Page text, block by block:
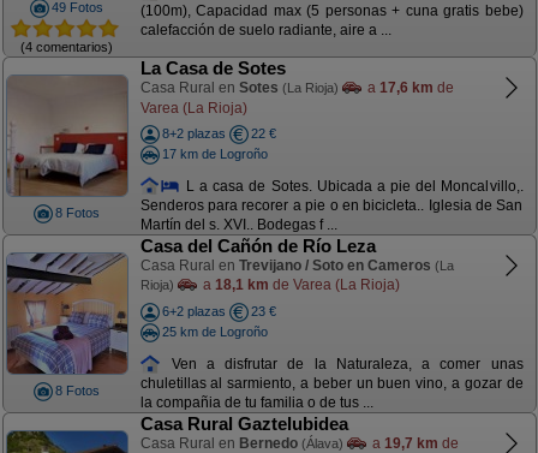
49 Fotos
(4 comentarios)
(100m), Capacidad max (5 personas + cuna gratis bebe)
calefacción de suelo radiante, aire a ...
8 Fotos
La Casa de Sotes
Casa Rural en Sotes (La Rioja) a 17,6 km de
Varea (La Rioja)
8+2 plazas
22 €
17 km de Logroño
L a casa de Sotes. Ubicada a pie del Moncalvillo,.
Senderos para recorer a pie o en bicicleta.. Iglesia de San
Martín del s. XVI.. Bodegas f ...
8 Fotos
Casa del Cañón de Río Leza
Casa Rural en Trevijano / Soto en Cameros (La
Rioja)
a 18,1 km de Varea (La Rioja)
6+2 plazas
23 €
25 km de Logroño
Ven a disfrutar de la Naturaleza, a comer unas
chuletillas al sarmiento, a beber un buen vino, a gozar de
la compañia de tu familia o de tus ...
Casa Rural Gaztelubidea
Casa Rural en Bernedo (Álava) a 19,7 km de